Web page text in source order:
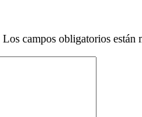
Los campos obligatorios están